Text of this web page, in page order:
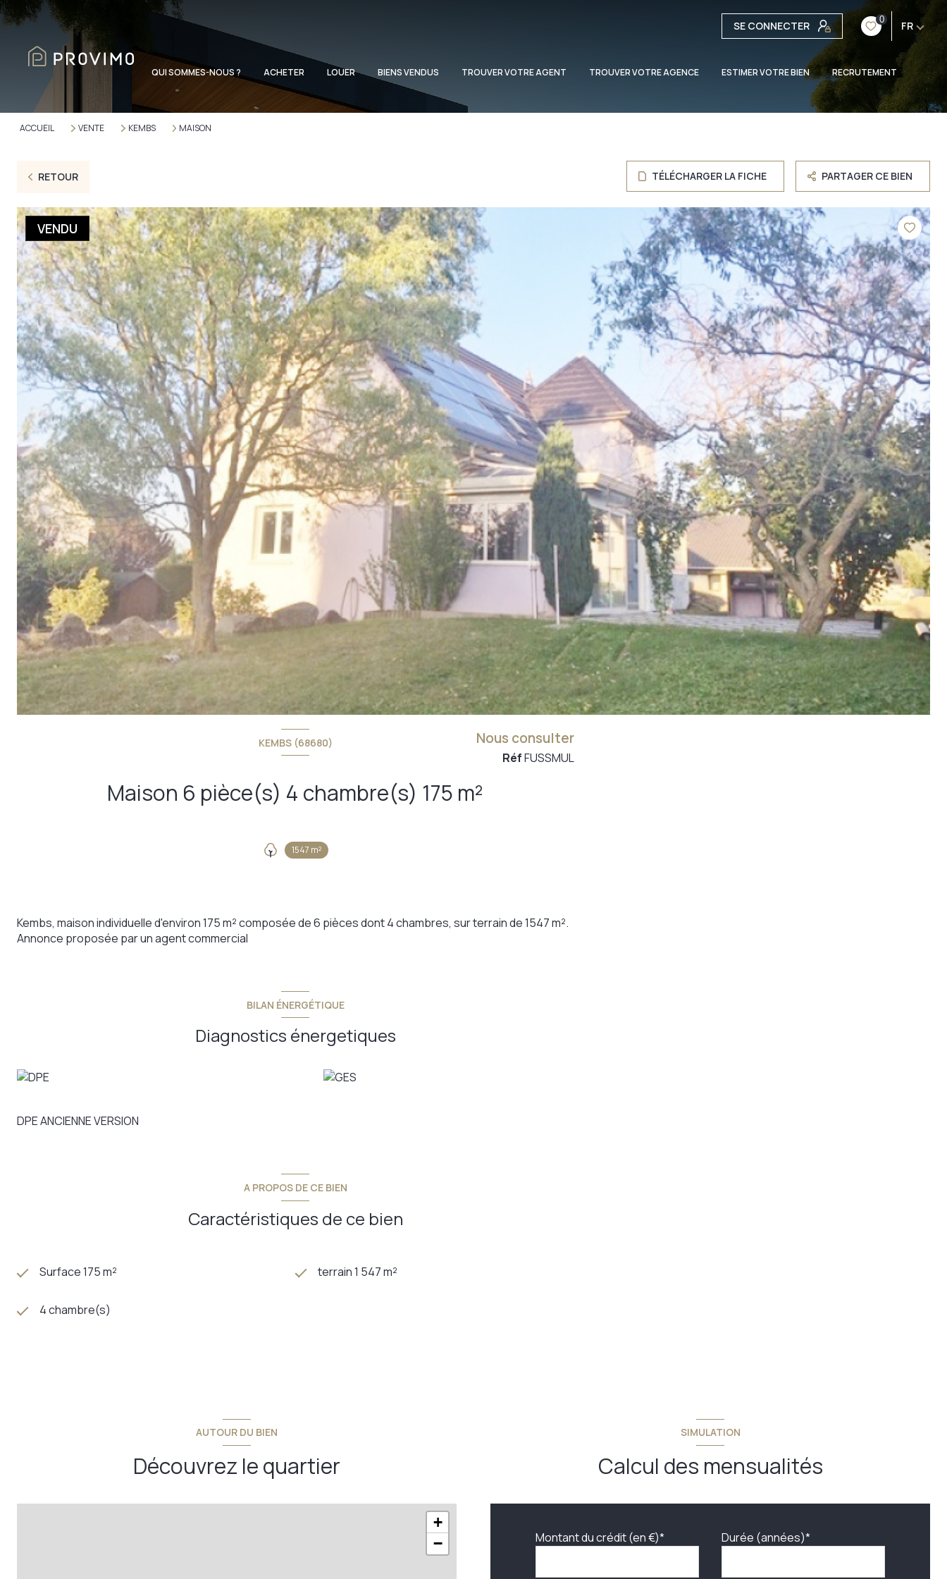
SE CONNECTER 0 FR
QUI SOMMES-NOUS ? ACHETER LOUER BIENS VENDUS TROUVER VOTRE AGENT TROUVER VOTRE AGENCE ESTIMER VOTRE BIEN RECRUTEMENT
ACCUEIL VENTE KEMBS MAISON
RETOUR TÉLÉCHARGER LA FICHE PARTAGER CE BIEN
VENDU
KEMBS (68680)
Maison 6 pièce(s) 4 chambre(s) 175 m²
1547 m²
Nous consulter
RéfFUSSMUL
Kembs, maison individuelle d'environ 175 m² composée de 6 pièces dont 4 chambres, sur terrain de 1547 m².
Annonce proposée par un agent commercial
BILAN ÉNERGÉTIQUE
Diagnostics énergetiques
DPE ANCIENNE VERSION
A PROPOS DE CE BIEN
Caractéristiques de ce bien
Surface 175 m² terrain 1 547 m²
4 chambre(s)
AUTOUR DU BIEN
Découvrez le quartier
+
−
SIMULATION
Calcul des mensualités
Montant du crédit (en €)* Durée (années)*